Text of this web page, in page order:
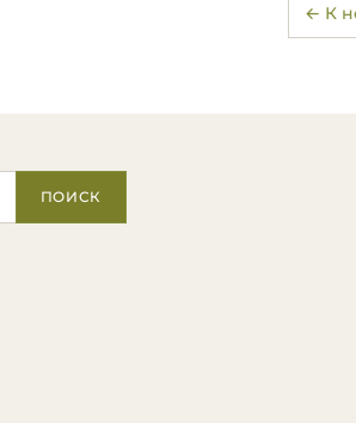
← К
ПОИСК